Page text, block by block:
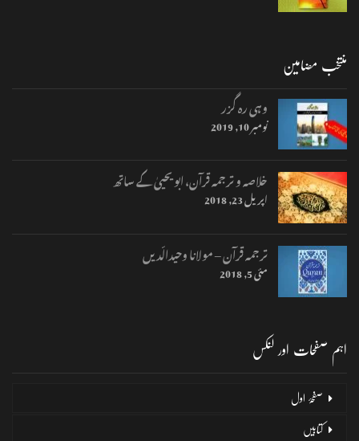
منتخب مضامین
وہی رہ گزر
نومبر 10, 2019
خلاصہ و ترجمہ قرآن، ابو یحییٰ کے ساتھ
اپریل 23, 2018
ترجمہ قرآن – مولانا وحیدالّدیں
مئی 5, 2018
اہم صفحات اور لنکس
صفحۂ اول
کتابیں